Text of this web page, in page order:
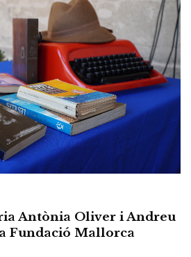
Antònia Oliver i Andreu
Fundació Mallorca